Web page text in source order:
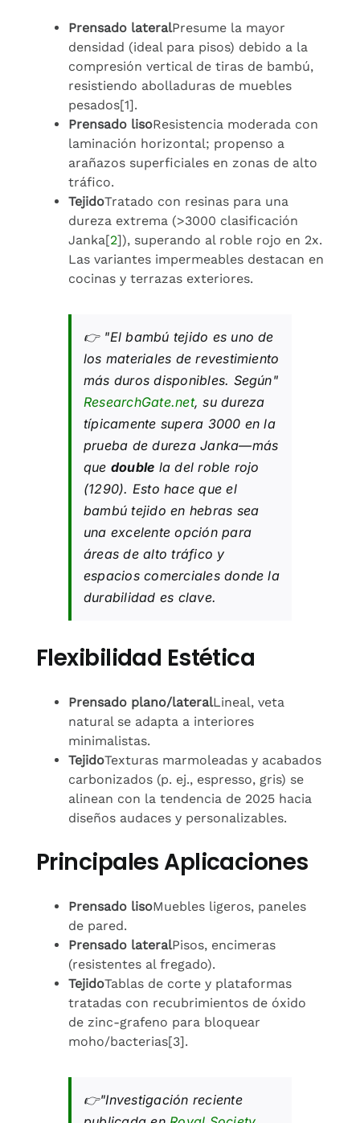
Prensado lateralPresume la mayor
densidad (ideal para pisos) debido a la
compresión vertical de tiras de bambú,
resistiendo abolladuras de muebles
pesados[1].
Prensado lisoResistencia moderada con
laminación horizontal; propenso a
arañazos superficiales en zonas de alto
tráfico.
TejidoTratado con resinas para una
dureza extrema (>3000 clasificación
Janka[2]), superando al roble rojo en 2x.
Las variantes impermeables destacan en
cocinas y terrazas exteriores.
👉 "El bambú tejido es uno de
los materiales de revestimiento
más duros disponibles. Según"
ResearchGate.net, su dureza
típicamente supera 3000 en la
prueba de dureza Janka—más
que double la del roble rojo
(1290). Esto hace que el
bambú tejido en hebras sea
una excelente opción para
áreas de alto tráfico y
espacios comerciales donde la
durabilidad es clave.
Flexibilidad Estética
Prensado plano/lateralLineal, veta
natural se adapta a interiores
minimalistas.
TejidoTexturas marmoleadas y acabados
carbonizados (p. ej., espresso, gris) se
alinean con la tendencia de 2025 hacia
diseños audaces y personalizables.
Principales Aplicaciones
Prensado lisoMuebles ligeros, paneles
de pared.
Prensado lateralPisos, encimeras
(resistentes al fregado).
TejidoTablas de corte y plataformas
tratadas con recubrimientos de óxido
de zinc-grafeno para bloquear
moho/bacterias[3].
👉"Investigación reciente